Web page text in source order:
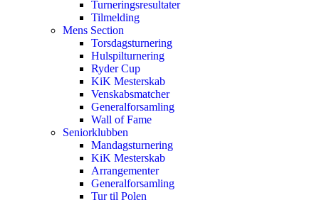
Turneringsresultater
Tilmelding
Mens Section
Torsdagsturnering
Hulspilturnering
Ryder Cup
KiK Mesterskab
Venskabsmatcher
Generalforsamling
Wall of Fame
Seniorklubben
Mandagsturnering
KiK Mesterskab
Arrangementer
Generalforsamling
Tur til Polen